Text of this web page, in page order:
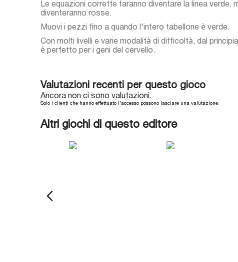
Le equazioni corrette faranno diventare la linea verde,
diventeranno rosse.
Muovi i pezzi fino a quando l'intero tabellone è verde.
Con molti livelli e varie modalità di difficoltà, dal
è perfetto per i geni del cervello.
Valutazioni recenti per questo gioco
Ancora non ci sono valutazioni.
Solo i clienti che hanno effettuato l'accesso possono lasciare una valutazione.
Altri giochi di questo editore